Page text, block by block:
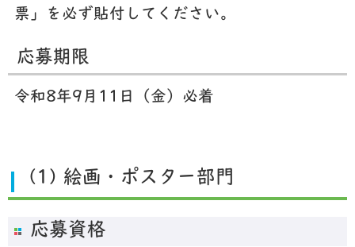
票」を必ず貼付してください。
応募期限
令和8年9月11日（金）必着
(1) 絵画・ポスター部門
応募資格